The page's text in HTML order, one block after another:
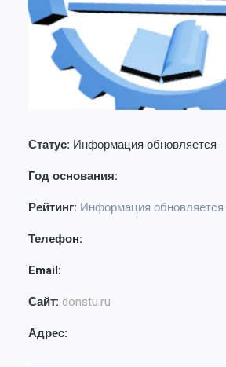
Статус: Информация обновляется
Год основания:
Рейтинг: Информация обновляется
Телефон:
Email:
Сайт: donstu.ru
Адрес: